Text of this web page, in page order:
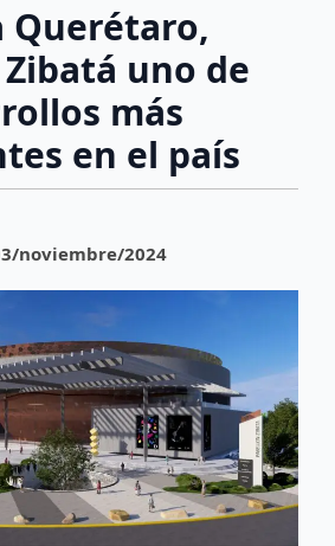
Querétaro,
uno de
más
en el país
noviembre/2024